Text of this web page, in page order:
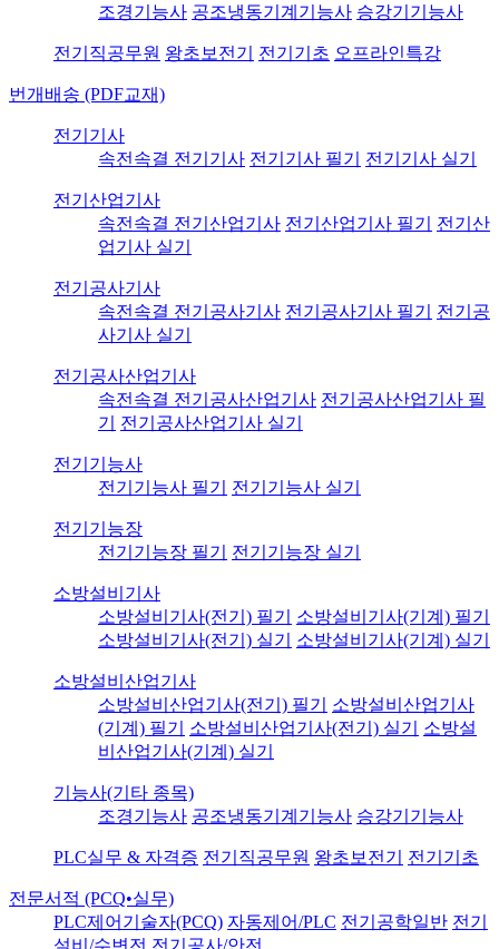
조경기능사 공조냉동기계기능사 승강기기능사
전기직공무원 왕초보전기 전기기초 오프라인특강
번개배송 (PDF교재)
전기기사
속전속결 전기기사 전기기사 필기 전기기사 실기
전기산업기사
속전속결 전기산업기사 전기산업기사 필기
전기산
업기사 실기
전기공사기사
속전속결 전기공사기사 전기공사기사 필기
전기공
사기사 실기
전기공사산업기사
속전속결 전기공사산업기사 전기공사산업기사 필
기
전기공사산업기사 실기
전기기능사
전기기능사 필기
전기기능사 실기
전기기능장
전기기능장 필기
전기기능장 실기
소방설비기사
소방설비기사(전기) 필기
소방설비기사(기계) 필기
소방설비기사(전기) 실기
소방설비기사(기계) 실기
소방설비산업기사
소방설비산업기사(전기) 필기
소방설비산업기사
(기계) 필기
소방설비산업기사(전기) 실기
소방설
비산업기사(기계) 실기
기능사(기타 종목)
조경기능사 공조냉동기계기능사 승강기기능사
PLC실무 & 자격증 전기직공무원 왕초보전기 전기기초
전문서적 (PCQ•실무)
PLC제어기술자(PCQ) 자동제어/PLC 전기공학일반 전기